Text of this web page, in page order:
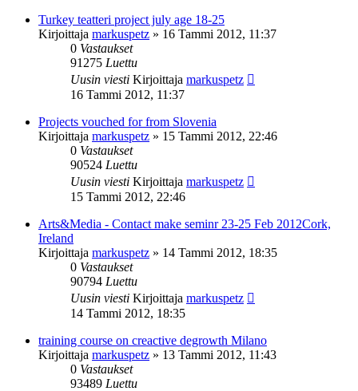
Turkey teatteri project july age 18-25
Kirjoittaja markuspetz » 16 Tammi 2012, 11:37
0 Vastaukset
91275 Luettu
Uusin viesti Kirjoittaja markuspetz
16 Tammi 2012, 11:37
Projects vouched for from Slovenia
Kirjoittaja markuspetz » 15 Tammi 2012, 22:46
0 Vastaukset
90524 Luettu
Uusin viesti Kirjoittaja markuspetz
15 Tammi 2012, 22:46
Arts&Media - Contact make seminr 23-25 Feb 2012Cork,
Ireland
Kirjoittaja markuspetz » 14 Tammi 2012, 18:35
0 Vastaukset
90794 Luettu
Uusin viesti Kirjoittaja markuspetz
14 Tammi 2012, 18:35
training course on creactive degrowth Milano
Kirjoittaja markuspetz » 13 Tammi 2012, 11:43
0 Vastaukset
93489 Luettu